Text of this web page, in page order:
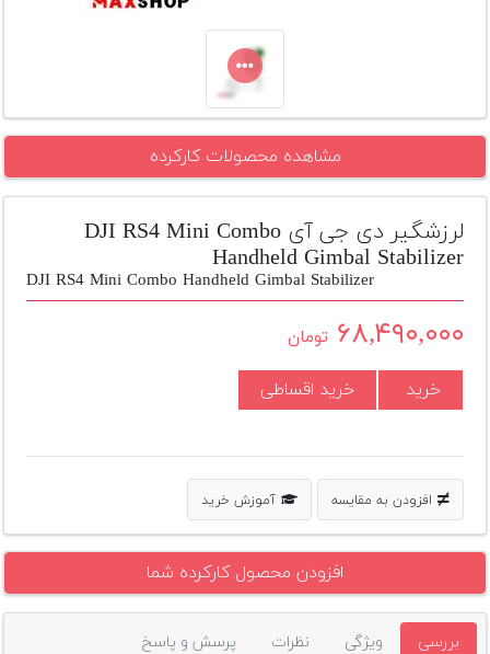
افزودن
دست
دوم
لیست
دوربین
بله
مشاهده محصولات کارکرده
لرزشگیر دی جی آی DJI RS4 Mini Combo
Handheld Gimbal Stabilizer
DJI RS4 Mini Combo Handheld Gimbal Stabilizer
۶۸,۴۹۰,۰۰۰ تومان
خرید خرید اقساطی
افزودن به مقایسه آموزش خرید
افزودن محصول کارکرده شما
بررسی ویژگی نظرات پرسش و پاسخ